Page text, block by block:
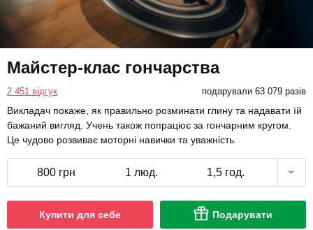
Майстер-клас гончарства
2 451 відгук подарували 63 079 разів
Викладач покаже, як правильно розминати глину та надавати їй
бажаний вигляд. Учень також попрацює за гончарним кругом.
Це чудово розвиває моторні навички та уважність.
800 грн 1 люд. 1,5 год.
Купити для себе Подарувати